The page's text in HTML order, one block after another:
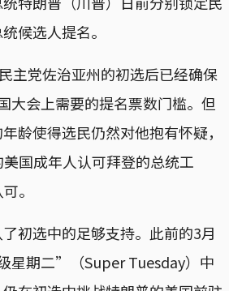
候选人提名。
主党佐治亚州的初选后已经确保
大会上需要的提名票数门槛。但
龄使得选民仍然对他抱有怀疑，
国成年人认可拜登的总统工
。
初选中的足够支持。此前的3月
星期二”（Super Tuesday）中